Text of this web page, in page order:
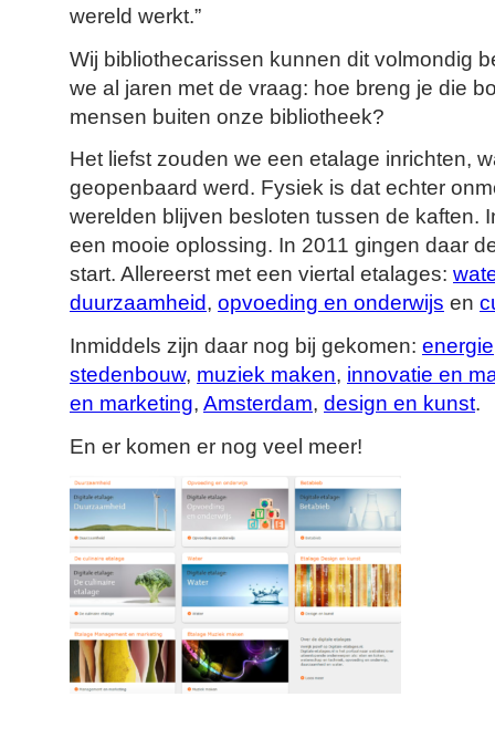
wereld werkt.”
Wij bibliothecarissen kunnen dit volmondig
we al jaren met de vraag: hoe breng je die
mensen buiten onze bibliotheek?
Het liefst zouden we een etalage inrichten,
geopenbaard werd. Fysiek is dat echter
werelden blijven besloten tussen de kaften.
een mooie oplossing. In 2011 gingen daar
start. Allereerst met een viertal etalages:
duurzaamheid, opvoeding en onderwijs en
Inmiddels zijn daar nog bij gekomen: energie
stedenbouw, muziek maken, innovatie en
en marketing, Amsterdam, design en kunst.
En er komen er nog veel meer!